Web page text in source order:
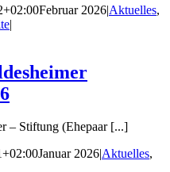
Februar 2026|Aktuelles,
|
– Stiftung (Ehepaar [...]
Januar 2026|Aktuelles,